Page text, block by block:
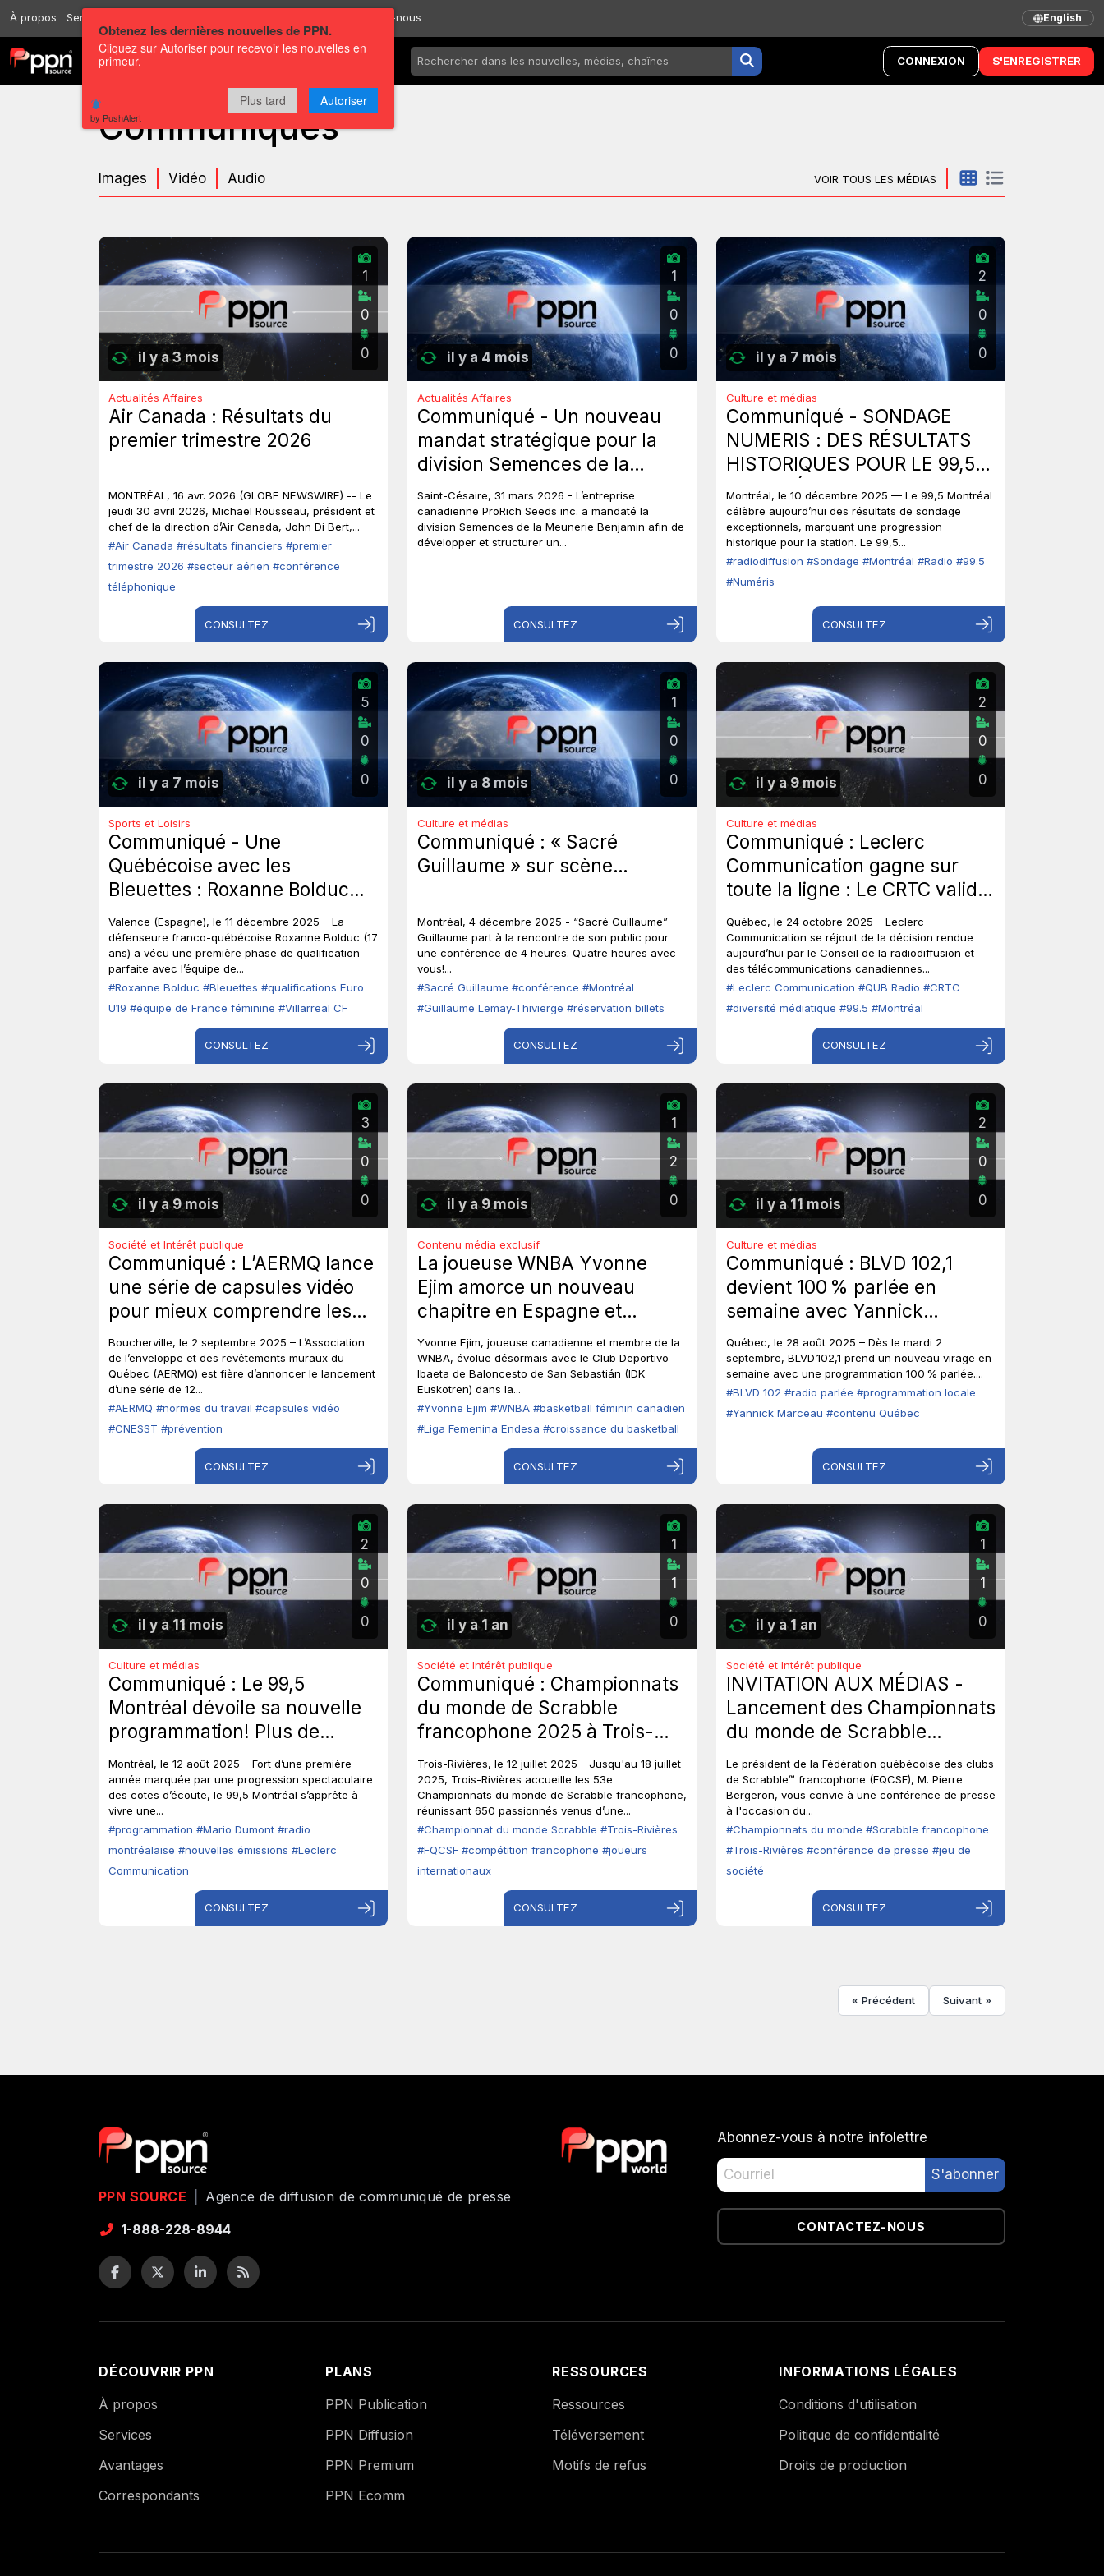
Chaînes CONNEXION S'ENREGISTRER
À propos Services Contactez-nous English
Communiqués
Images Vidéo Audio VOIR TOUS LES MÉDIAS
il y a 3 mois
1
0
0
Actualités Affaires
Air Canada : Résultats du
premier trimestre 2026
MONTRÉAL, 16 avr. 2026 (GLOBE NEWSWIRE) -- Le
jeudi 30 avril 2026, Michael Rousseau, président et
chef de la direction d’Air Canada, John Di Bert,...
#Air Canada #résultats financiers #premier
trimestre 2026 #secteur aérien #conférence
téléphonique
CONSULTEZ
il y a 4 mois
1
0
0
Actualités Affaires
Communiqué - Un nouveau
mandat stratégique pour la
division Semences de la
Meunerie Benjamin.
Saint-Césaire, 31 mars 2026 - L’entreprise
canadienne ProRich Seeds inc. a mandaté la
division Semences de la Meunerie Benjamin afin de
développer et structurer un...
CONSULTEZ
il y a 7 mois
2
0
0
Culture et médias
Communiqué - SONDAGE
NUMERIS : DES RÉSULTATS
HISTORIQUES POUR LE 99,5
MONTRÉAL.
Montréal, le 10 décembre 2025 — Le 99,5 Montréal
célèbre aujourd’hui des résultats de sondage
exceptionnels, marquant une progression
historique pour la station. Le 99,5...
#radiodiffusion #Sondage #Montréal #Radio #99.5
#Numéris
CONSULTEZ
il y a 7 mois
5
0
0
Sports et Loisirs
Communiqué - Une
Québécoise avec les
Bleuettes : Roxanne Bolduc
avec la France au 1er tour des
qualifications à l’Euro U19 de
soccer.
Valence (Espagne), le 11 décembre 2025 – La
défenseure franco-québécoise Roxanne Bolduc (17
ans) a vécu une première phase de qualification
parfaite avec l’équipe de...
#Roxanne Bolduc #Bleuettes #qualifications Euro
U19 #équipe de France féminine #Villarreal CF
CONSULTEZ
il y a 8 mois
1
0
0
Culture et médias
Communiqué : « Sacré
Guillaume » sur scène…
Montréal, 4 décembre 2025 - “Sacré Guillaume”
Guillaume part à la rencontre de son public pour
une conférence de 4 heures. Quatre heures avec
vous!...
#Sacré Guillaume #conférence #Montréal
#Guillaume Lemay-Thivierge #réservation billets
CONSULTEZ
il y a 9 mois
2
0
0
Culture et médias
Communiqué : Leclerc
Communication gagne sur
toute la ligne : Le CRTC valide
l'entente entre le 99,5
Montréal et QUB RADIO.
Québec, le 24 octobre 2025 – Leclerc
Communication se réjouit de la décision rendue
aujourd’hui par le Conseil de la radiodiffusion et
des télécommunications canadiennes...
#Leclerc Communication #QUB Radio #CRTC
#diversité médiatique #99.5 #Montréal
CONSULTEZ
il y a 9 mois
3
0
0
Société et Intérêt publique
Communiqué : L’AERMQ lance
une série de capsules vidéo
pour mieux comprendre les
normes du travail, grâce à la
participation de la CNESST.
Boucherville, le 2 septembre 2025 – L’Association
de l’enveloppe et des revêtements muraux du
Québec (AERMQ) est fière d’annoncer le lancement
d’une série de 12...
#AERMQ #normes du travail #capsules vidéo
#CNESST #prévention
CONSULTEZ
il y a 9 mois
1
2
0
Contenu média exclusif
La joueuse WNBA Yvonne
Ejim amorce un nouveau
chapitre en Espagne et
évoque l’essor du basketball
féminin canadien
Yvonne Ejim, joueuse canadienne et membre de la
WNBA, évolue désormais avec le Club Deportivo
Ibaeta de Baloncesto de San Sebastián (IDK
Euskotren) dans la...
#Yvonne Ejim #WNBA #basketball féminin canadien
#Liga Femenina Endesa #croissance du basketball
CONSULTEZ
il y a 11 mois
2
0
0
Culture et médias
Communiqué : BLVD 102,1
devient 100 % parlée en
semaine avec Yannick
Marceau le matin.
Québec, le 28 août 2025 – Dès le mardi 2
septembre, BLVD 102,1 prend un nouveau virage en
semaine avec une programmation 100 % parlée....
#BLVD 102 #radio parlée #programmation locale
#Yannick Marceau #contenu Québec
CONSULTEZ
il y a 11 mois
2
0
0
Culture et médias
Communiqué : Le 99,5
Montréal dévoile sa nouvelle
programmation! Plus de
contenu, plus de mordant,
plus de Mario, dès le 25 août!
Montréal, le 12 août 2025 – Fort d’une première
année marquée par une progression spectaculaire
des cotes d’écoute, le 99,5 Montréal s’apprête à
vivre une...
#programmation #Mario Dumont #radio
montréalaise #nouvelles émissions #Leclerc
Communication
CONSULTEZ
il y a 1 an
1
1
0
Société et Intérêt publique
Communiqué : Championnats
du monde de Scrabble
francophone 2025 à Trois-
Rivières.
Trois-Rivières, le 12 juillet 2025 - Jusqu'au 18 juillet
2025, Trois-Rivières accueille les 53e
Championnats du monde de Scrabble francophone,
réunissant 650 passionnés venus d’une...
#Championnat du monde Scrabble #Trois-Rivières
#FQCSF #compétition francophone #joueurs
internationaux
CONSULTEZ
il y a 1 an
1
1
0
Société et Intérêt publique
INVITATION AUX MÉDIAS -
Lancement des Championnats
du monde de Scrabble
francophone.
Le président de la Fédération québécoise des clubs
de Scrabble™ francophone (FQCSF), M. Pierre
Bergeron, vous convie à une conférence de presse
à l'occasion du...
#Championnats du monde #Scrabble francophone
#Trois-Rivières #conférence de presse #jeu de
société
CONSULTEZ
« Précédent Suivant »
PPN SOURCE
Agence de diffusion de communiqué de presse
1-888-228-8944
Abonnez-vous à notre infolettre
CONTACTEZ-NOUS
DÉCOUVRIR PPN
À propos
Services
Avantages
Correspondants
PLANS
PPN Publication
PPN Diffusion
PPN Premium
PPN Ecomm
RESSOURCES
Ressources
Téléversement
Motifs de refus
INFORMATIONS LÉGALES
Conditions d'utilisation
Politique de confidentialité
Droits de production
Obtenez les dernières nouvelles de PPN.
Cliquez sur Autoriser pour recevoir les nouvelles en
primeur.
Plus tard Autoriser
by PushAlert